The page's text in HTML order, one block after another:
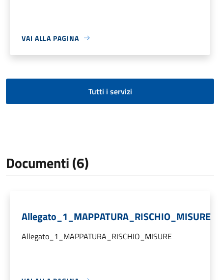
VAI ALLA PAGINA
Tutti i servizi
Documenti (6)
Allegato_1_MAPPATURA_RISCHIO_MISURE
Allegato_1_MAPPATURA_RISCHIO_MISURE